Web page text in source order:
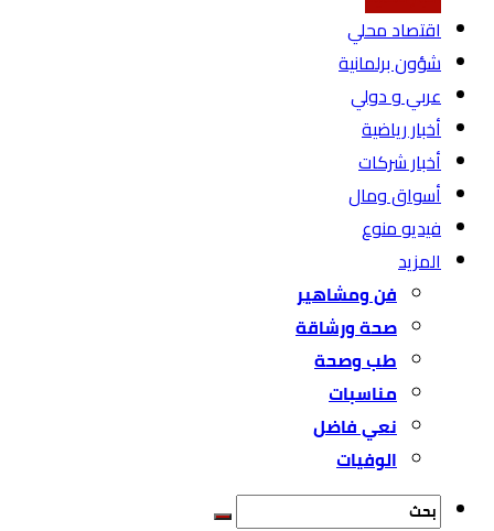
اقتصاد محلي
شؤون برلمانية
عربي و دولي
أخبار رياضية
أخبار شركات
أسواق ومال
فيديو منوع
المزيد
فن ومشاهير
صحة ورشاقة
طب وصحة
مناسبات
نعي فاضل
الوفيات